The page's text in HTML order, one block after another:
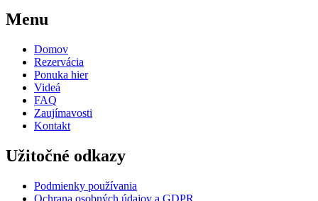
Menu
Domov
Rezervácia
Ponuka hier
Videá
FAQ
Zaujímavosti
Kontakt
Užitočné odkazy
Podmienky používania
Ochrana osobných údajov a GDPR